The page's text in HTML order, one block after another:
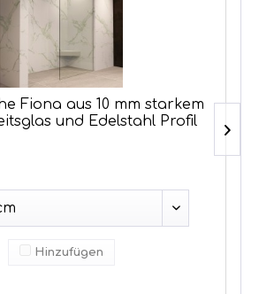
Fiona aus 10 mm starkem
und Edelstahl Profil
Hinzufügen